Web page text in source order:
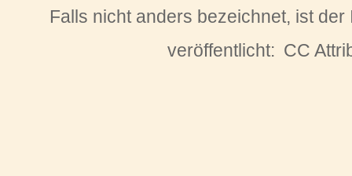
Falls nicht anders bezeichnet, ist
veröffentlicht: CC